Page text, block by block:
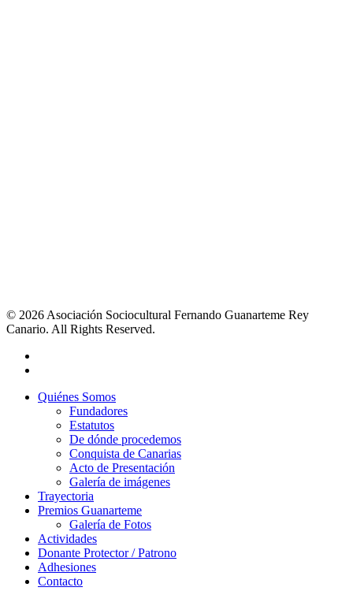
© 2026 Asociación Sociocultural Fernando Guanarteme Rey
Canario. All Rights Reserved.
Quiénes Somos
Fundadores
Estatutos
De dónde procedemos
Conquista de Canarias
Acto de Presentación
Galería de imágenes
Trayectoria
Premios Guanarteme
Galería de Fotos
Actividades
Donante Protector / Patrono
Adhesiones
Contacto